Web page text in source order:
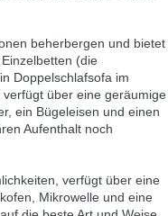
beherbergen und bietet
(die
Doppelschlafsofa im
über eine geräumige
ein Bügeleisen und einen
Aufenthalt noch
verfügt über eine
Mikrowelle und eine